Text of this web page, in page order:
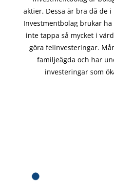
aktier. Dessa är bra då de i
Investmentbolag brukar
inte tappa så mycket i
göra felinvesteringar.
familjeägda och har
investeringar som